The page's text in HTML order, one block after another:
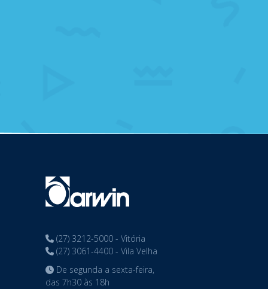
(27) 3212-5000 - Vitória
(27) 3061-4400 - Vila Velha
De segunda a sexta-feira,
das 7h30 às 18h